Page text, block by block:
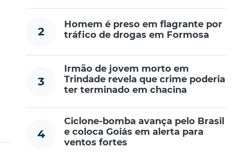
2
Homem é preso em flagrante por
tráfico de drogas em Formosa
3
Irmão de jovem morto em
Trindade revela que crime poderia
ter terminado em chacina
4
Ciclone-bomba avança pelo Brasil
e coloca Goiás em alerta para
ventos fortes